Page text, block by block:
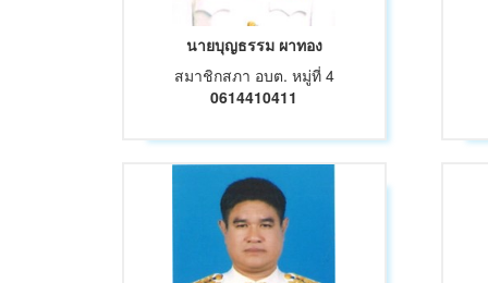
นายบุญธรรม ผาทอง
สมาชิกสภา อบต. หมู่ที่ 4
0614410411